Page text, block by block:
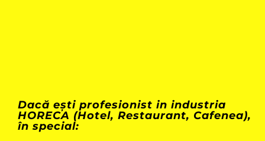
Dacă ești profesionist in industria
HORECA (Hotel, Restaurant, Cafenea),
în special: